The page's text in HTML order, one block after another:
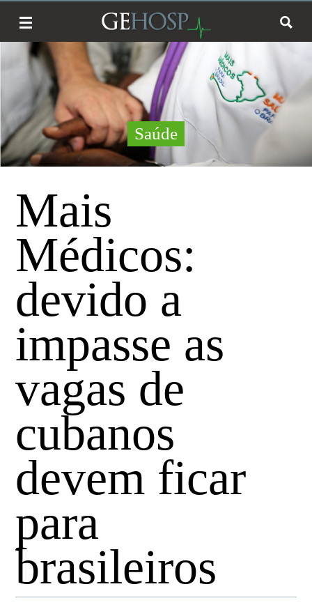
Saúde
Mais
Médicos:
devido a
impasse as
vagas de
cubanos
devem ficar
para
brasileiros